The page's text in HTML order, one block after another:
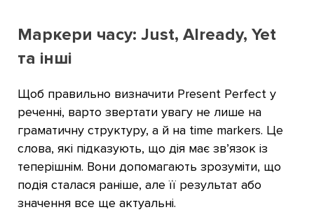
Маркери часу: Just, Already, Yet
та інші
Щоб правильно визначити Present Perfect у
реченні, варто звертати увагу не лише на
граматичну структуру, а й на time markers. Це
слова, які підказують, що дія має зв’язок із
теперішнім. Вони допомагають зрозуміти, що
подія сталася раніше, але її результат або
значення все ще актуальні.